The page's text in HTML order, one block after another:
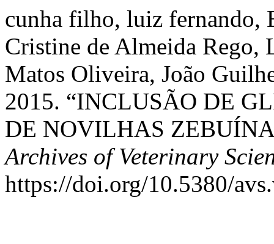
cunha filho, luiz fernando,
Cristine de Almeida Rego,
Matos Oliveira, João
2015. “INCLUSÃO DE
DE NOVILHAS
Archives of Veterinary
https://doi.org/10.5380/